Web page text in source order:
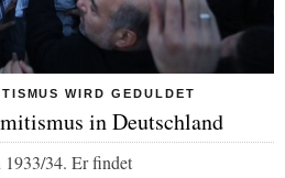
WIRD GEDULDET
in Deutschland
1933/34. Er findet